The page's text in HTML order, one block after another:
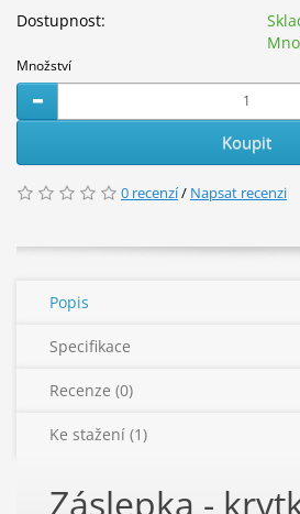
Dostupnost:
Množství
Koupit
0 recenzí/ Napsat recenzi
Popis
Specifikace
Recenze (0)
Ke stažení (1)
Záslepka -